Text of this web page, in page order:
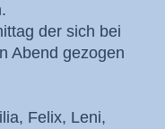
der sich bei
Abend gezogen
Felix, Leni,